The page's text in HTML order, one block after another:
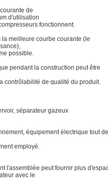
de
d'utilisation
fonctionnent.
meilleure courbe courante (le
possible.
pendant la construction peut être
contrôlabilité de qualité du produit.
séparateur gazeux
équipement électrique tout de
employé.
l'assemblée peut fournir plus
avec le